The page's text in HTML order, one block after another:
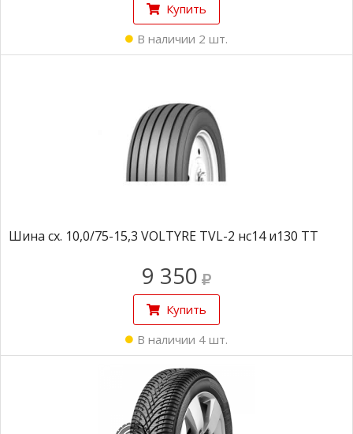
Купить
В наличии 2 шт.
Шина сх. 10,0/75-15,3 VOLTYRE TVL-2 нс14 и130 TT
9 350
Купить
В наличии 4 шт.